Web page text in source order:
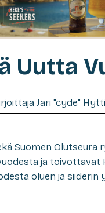
Uutta
Jari "cyde"
Suomen Olutseura
ja toivottavat
oluen ja siiderin